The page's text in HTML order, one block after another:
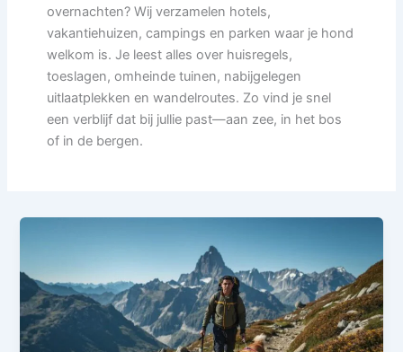
overnachten? Wij verzamelen hotels,
vakantiehuizen, campings en parken waar je hond
welkom is. Je leest alles over huisregels,
toeslagen, omheinde tuinen, nabijgelegen
uitlaatplekken en wandelroutes. Zo vind je snel
een verblijf dat bij jullie past—aan zee, in het bos
of in de bergen.